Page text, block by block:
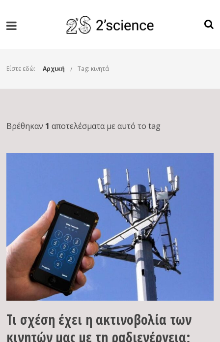
Είστε εδώ: Αρχική Tag: κινητά
Βρέθηκαν 1 αποτελέσματα με αυτό το tag
Τι σχέση έχει η ακτινοβολία των
κινητών μας με τη ραδιενέργεια;